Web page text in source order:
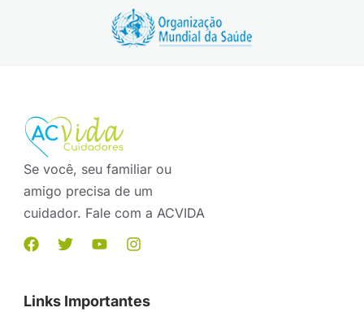
Se você, seu familiar ou
amigo precisa de um
cuidador. Fale com a ACVIDA
Links Importantes